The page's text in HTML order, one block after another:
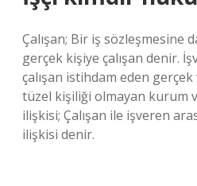
Çalışan; Bir iş sözleşmesine
gerçek kişiye çalışan denir.
çalışan istihdam eden
tüzel kişiliği olmayan kurum
ilişkisi; Çalışan ile işveren
ilişkisi denir.